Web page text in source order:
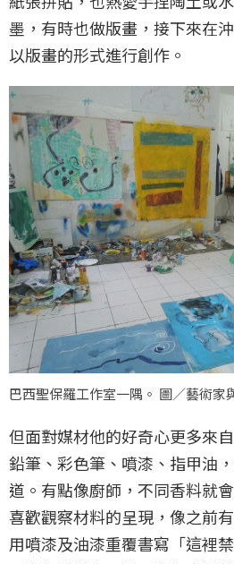
墨，有時也做版畫，接下來在
以版畫的形式進行創作。
巴西聖保羅工作室一隅。 圖／藝術家
但面對媒材他的好奇心更多來
鉛筆、彩色筆、噴漆、指甲油
道。有點像廚師，不同香料就
喜歡觀察材料的呈現，像之前
用噴漆及油漆重覆書寫「這裡